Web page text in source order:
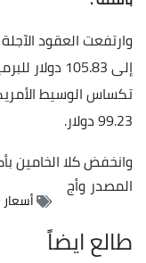
إلى 105.83
99.23 دولار.
وانخفض كلا الخامين بأكثر من 5.6 بالمئة
المصدروأج
أسعار
طالع ايضاً